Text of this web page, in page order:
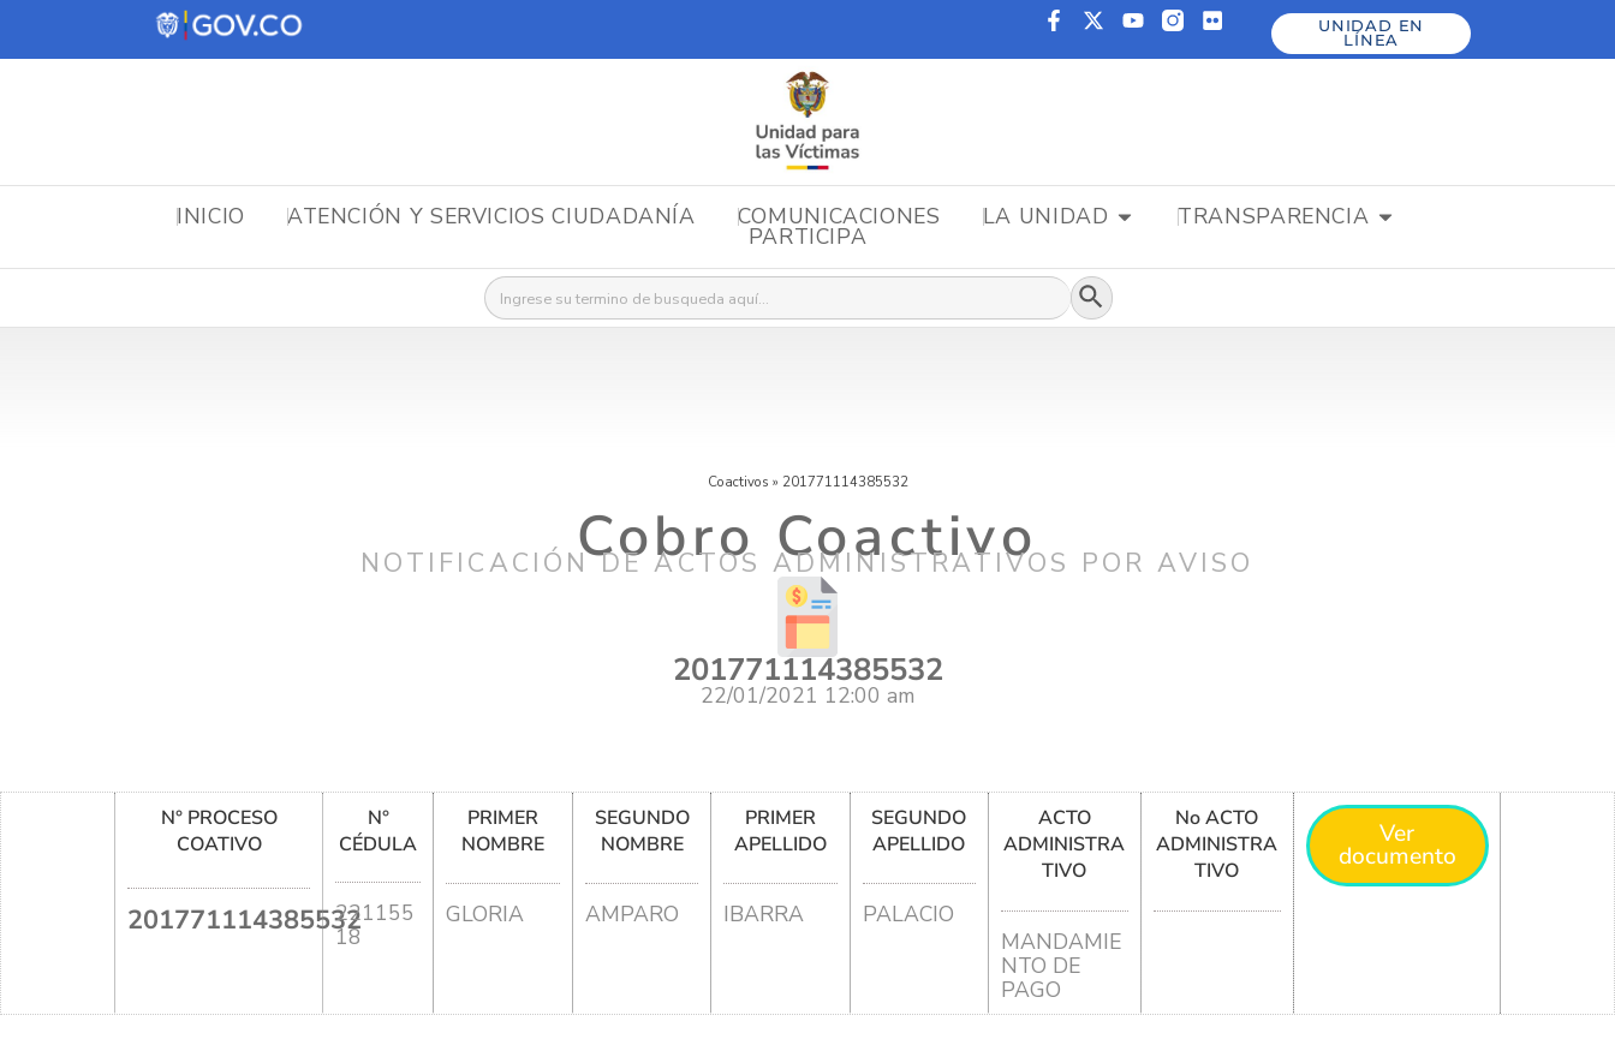
UNIDAD EN
LÍNEA
INICIO ATENCIÓN Y SERVICIOS CIUDADANÍA COMUNICACIONES LA UNIDAD TRANSPARENCIA
PARTICIPA
Buscar: Botón de búsqueda
Coactivos » 201771114385532
Cobro Coactivo
NOTIFICACIÓN DE ACTOS ADMINISTRATIVOS POR AVISO
201771114385532
22/01/2021 12:00 am
N° PROCESO
COATIVO
201771114385532
N°
CÉDULA
221155
18
PRIMER
NOMBRE
GLORIA
SEGUNDO
NOMBRE
AMPARO
PRIMER
APELLIDO
IBARRA
SEGUNDO
APELLIDO
PALACIO
ACTO
ADMINISTRA
TIVO
MANDAMIE
NTO DE
PAGO
No ACTO
ADMINISTRA
TIVO
Ver
documento